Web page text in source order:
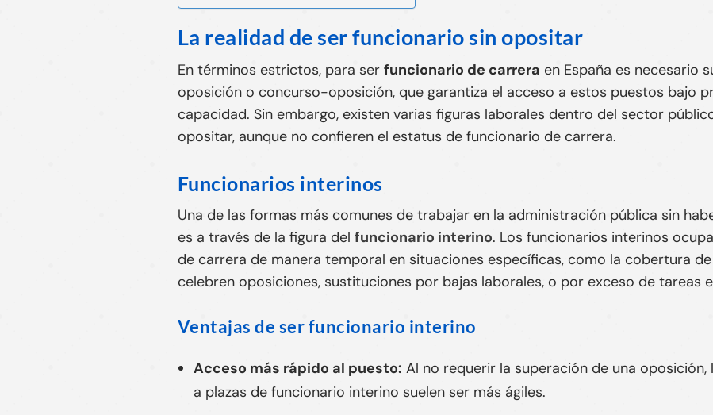
La realidad de ser funcionario sin opositar
En términos estrictos, para ser funcionario de carrera en España es necesario
oposición o concurso-oposición, que garantiza el acceso a estos puestos bajo
capacidad. Sin embargo, existen varias figuras laborales dentro del sector
opositar, aunque no confieren el estatus de funcionario de carrera.
Funcionarios interinos
Una de las formas más comunes de trabajar en la administración pública sin
es a través de la figura del funcionario interino. Los funcionarios interinos
de carrera de manera temporal en situaciones específicas, como la cobertura
celebren oposiciones, sustituciones por bajas laborales, o por exceso de tareas
Ventajas de ser funcionario interino
Acceso más rápido al puesto: Al no requerir la superación de una
a plazas de funcionario interino suelen ser más ágiles.